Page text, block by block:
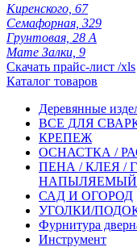
Киренского, 67
Семафорная, 329
Грунтовая, 28 А
Мате Залки, 9
Скачать прайс-лист /xls
Каталог товаров
Деревянные
ВСЕ ДЛЯ
КРЕПЕЖ
ОСНАСТКА /
ПЕНА / КЛЕЯ /
НАПЫЛЯЕМЫЙ
САД И ОГОРОД
УГОЛКИ/
Фурнитура
Инструмент